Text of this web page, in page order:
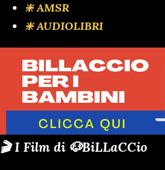
❇️ AMSR
❇️ AUDIOLIBRI
🎬 I Film di 🐶BiLLaCCio